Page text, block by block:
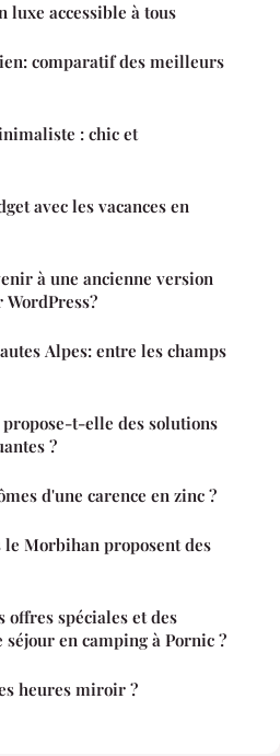
luxe accessible à tous
comparatif des meilleurs
: chic et
avec les vacances en
à une ancienne version
Alpes: entre les champs
t-elle des solutions
?
d'une carence en zinc ?
le Morbihan proposent des
spéciales et des
en camping à Pornic ?
heures miroir ?